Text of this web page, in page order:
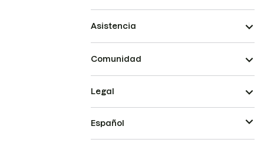
Asistencia
Comunidad
Legal
Español